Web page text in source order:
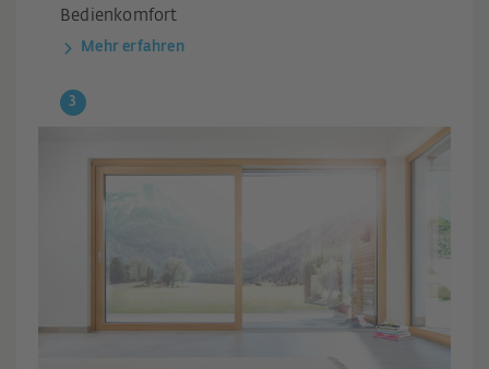
Bedienkomfort
Mehr erfahren